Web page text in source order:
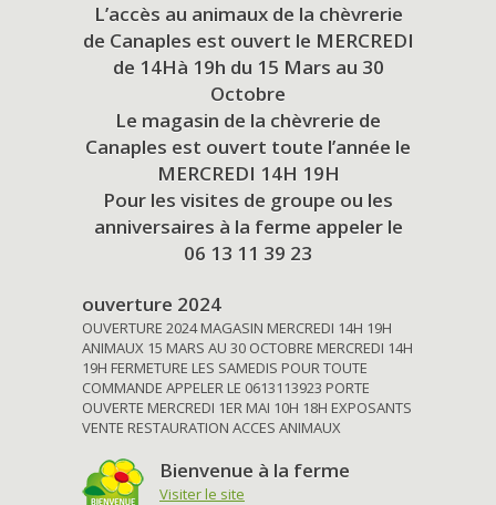
L’accès au animaux de la chèvrerie
de Canaples est ouvert le MERCREDI
de 14Hà 19h du 15 Mars au 30
Octobre
Le magasin de la chèvrerie de
Canaples est ouvert toute l’année le
MERCREDI 14H 19H
Pour les visites de groupe ou les
anniversaires à la ferme appeler le
06 13 11 39 23
ouverture 2024
OUVERTURE 2024 MAGASIN MERCREDI 14H 19H
ANIMAUX 15 MARS AU 30 OCTOBRE MERCREDI 14H
19H FERMETURE LES SAMEDIS POUR TOUTE
COMMANDE APPELER LE 0613113923 PORTE
OUVERTE MERCREDI 1ER MAI 10H 18H EXPOSANTS
VENTE RESTAURATION ACCES ANIMAUX
Bienvenue à la ferme
Visiter le site